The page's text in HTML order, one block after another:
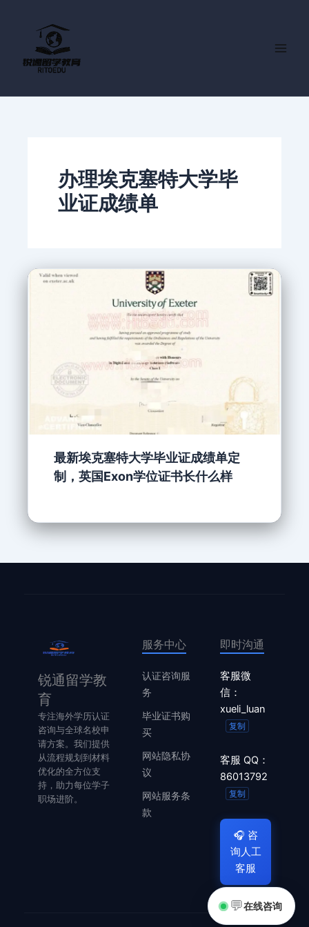
办理埃克塞特大学毕
业证成绩单
最新埃克塞特大学毕业证成绩单定
制，英国Exon学位证书长什么样
锐通留学教
育
专注海外学历认证
咨询与全球名校申
请方案。我们提供
从流程规划到材料
优化的全方位支
持，助力每位学子
职场进阶。
服务中心
认证咨询服
务
毕业证书购
买
网站隐私协
议
网站服务条
款
即时沟通
客服微
信：
xueli_luan
复制
客服 QQ：
86013792
复制
🎧 咨
询人工
客服
💬在线咨询